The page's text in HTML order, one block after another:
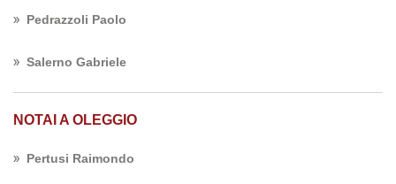
Pedrazzoli Paolo
Salerno Gabriele
NOTAI A OLEGGIO
Pertusi Raimondo